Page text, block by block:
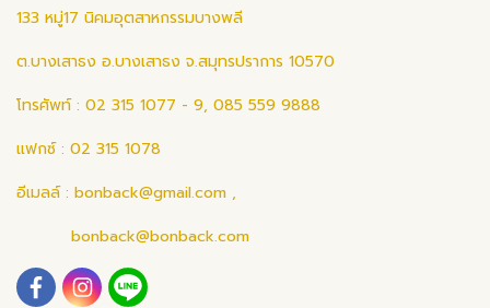
133 หมู่17 นิคมอุตสาหกรรมบางพลี
ต.บางเสาธง อ.บางเสาธง จ.สมุทรปราการ 10570
โทรศัพท์ : 02 315 1077 - 9, 085 559 9888
แฟกซ์ : 02 315 1078
อีเมลล์ : bonback@gmail.com ,
bonback@bonback.com